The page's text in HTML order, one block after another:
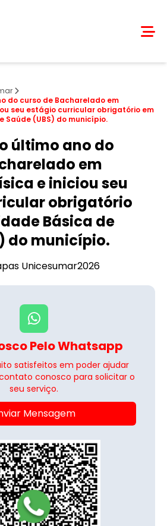
do curso de Bacharelado em
seu estágio curricular obrigatório em
Saúde (UBS) do município.
último ano do
em
e iniciou seu
obrigatório
Básica de
do município.
Unicesumar2026
Pelo Whatsapp
satisfeitos em poder ajudar
conosco para solicitar o
seu serviço.
Mensagem